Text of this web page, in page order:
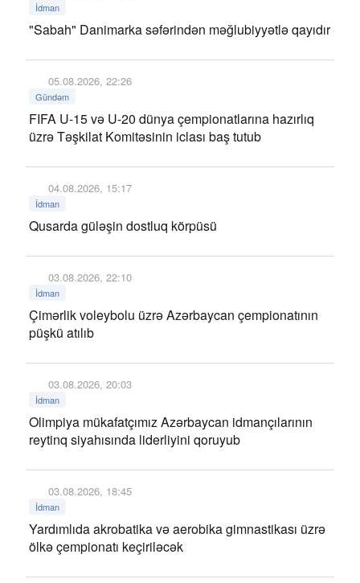
İdman
"Sabah" Danimarka səfərindən məğlubiyyətlə qayıdır
05.08.2026, 22:26
Gündəm
FIFA U-15 və U-20 dünya çempionatlarına hazırlıq
üzrə Təşkilat Komitəsinin iclası baş tutub
04.08.2026, 15:17
İdman
Qusarda güləşin dostluq körpüsü
03.08.2026, 22:10
İdman
Çimərlik voleybolu üzrə Azərbaycan çempionatının
püşkü atılıb
03.08.2026, 20:03
İdman
Olimpiya mükafatçımız Azərbaycan idmançılarının
reytinq siyahısında liderliyini qoruyub
03.08.2026, 18:45
İdman
Yardımlıda akrobatika və aerobika gimnastikası üzrə
ölkə çempionatı keçiriləcək